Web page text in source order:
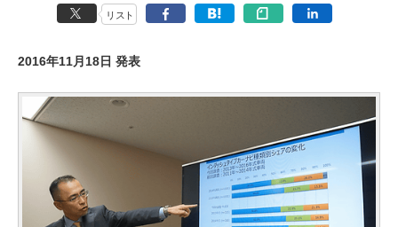
リスト
2016年11月18日 発表